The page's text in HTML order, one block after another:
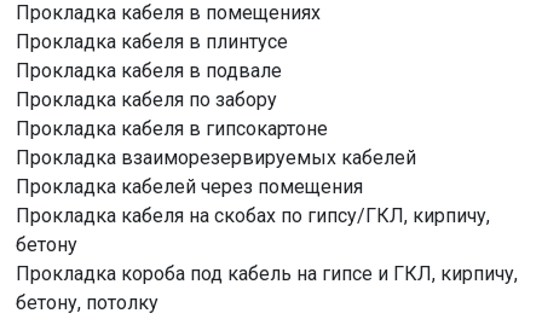
Прокладка кабеля в помещениях
Прокладка кабеля в плинтусе
Прокладка кабеля в подвале
Прокладка кабеля по забору
Прокладка кабеля в гипсокартоне
Прокладка взаиморезервируемых кабелей
Прокладка кабелей через помещения
Прокладка кабеля на скобах по гипсу/ГКЛ, кирпичу,
бетону
Прокладка короба под кабель на гипсе и ГКЛ, кирпичу,
бетону, потолку